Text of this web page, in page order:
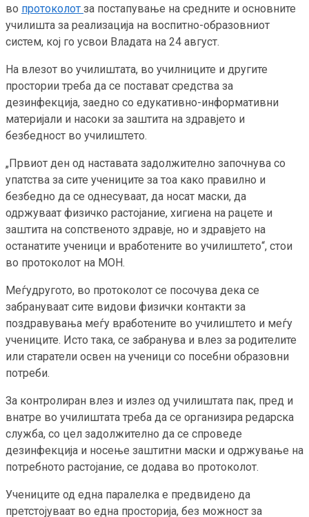
во протоколот за постапување на средните и основните
училишта за реализација на воспитно-образовниот
систем, кој го усвои Владата на 24 август.
На влезот во училиштата, во училниците и другите
простории треба да се постават средства за
дезинфекција, заедно со едукативно-информативни
материјали и насоки за заштита на здравјето и
безбедност во училиштето.
„Првиот ден од наставата задолжително започнува со
упатства за сите учениците за тоа како правилно и
безбедно да се однесуваат, да носат маски, да
одржуваат физичко растојание, хигиена на рацете и
заштита на сопственото здравје, но и здравјето на
останатите ученици и вработените во училиштето“, стои
во протоколот на МОН.
Меѓудругото, во протоколот се посочува дека се
забрануваат сите видови физички контакти за
поздравувања меѓу вработените во училиштето и меѓу
учениците. Исто така, се забранува и влез за родителите
или старатели освен на ученици со посебни образовни
потреби.
За контролиран влез и излез од училиштата пак, пред и
внатре во училиштата треба да се организира редарска
служба, со цел задолжително да се спроведе
дезинфекција и носење заштитни маски и одржување на
потребното растојание, се додава во протоколот.
Учениците од една паралелка е предвидено да
претстојуваат во една просторија, без можност за